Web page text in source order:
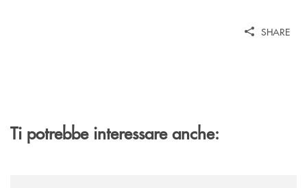
SHARE
Ti potrebbe interessare anche: